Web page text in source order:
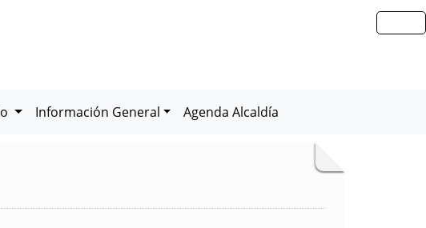
Información General Agenda Alcaldía